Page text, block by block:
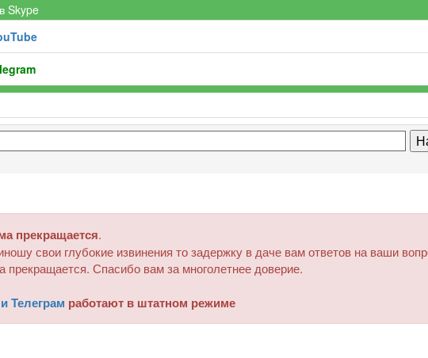
Skype
прекращается.
свои глубокие извинения то задержку в даче вам ответов на ваши
Спасибо вам за многолетнее доверие.
Телеграм работают в штатном режиме